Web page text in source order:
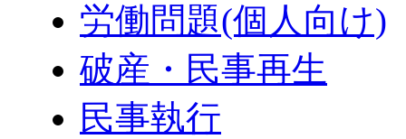
労働問題(個人向け)
破産・民事再生
民事執行